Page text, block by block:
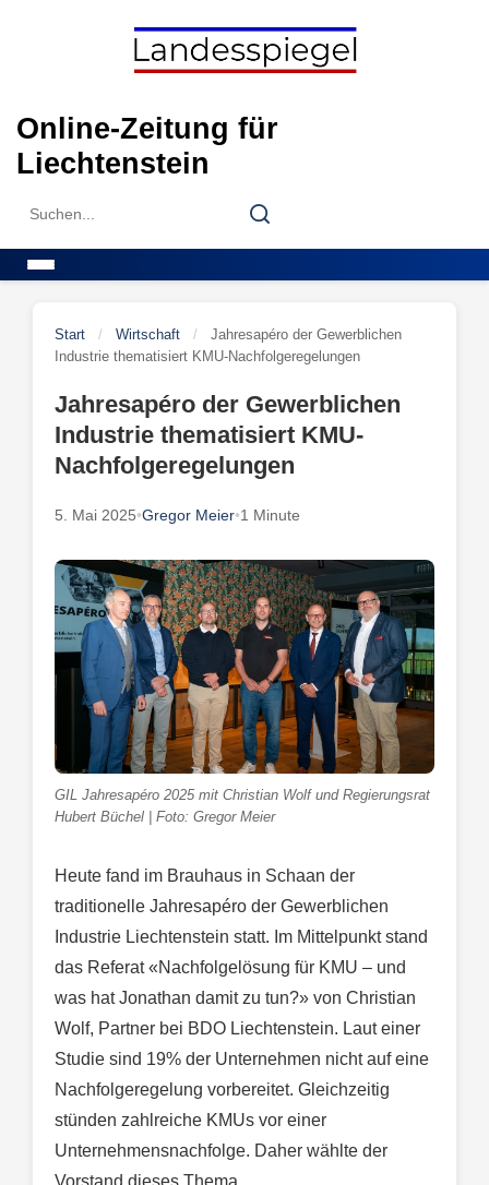
Online-Zeitung für
Liechtenstein
Search
Search
Start / Wirtschaft /
Jahresapéro der Gewerblichen
Industrie thematisiert KMU-Nachfolgeregelungen
Jahresapéro der Gewerblichen
Industrie thematisiert KMU-
Nachfolgeregelungen
5. Mai 2025•Gregor Meier•1 Minute
GIL Jahresapéro 2025 mit Christian Wolf und Regierungsrat
Hubert Büchel | Foto: Gregor Meier
Heute fand im Brauhaus in Schaan der
traditionelle Jahresapéro der Gewerblichen
Industrie Liechtenstein statt. Im Mittelpunkt stand
das Referat «Nachfolgelösung für KMU – und
was hat Jonathan damit zu tun?» von Christian
Wolf, Partner bei BDO Liechtenstein. Laut einer
Studie sind 19% der Unternehmen nicht auf eine
Nachfolgeregelung vorbereitet. Gleichzeitig
stünden zahlreiche KMUs vor einer
Unternehmensnachfolge. Daher wählte der
Vorstand dieses Thema.